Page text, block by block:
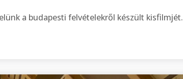
a budapesti felvételekről készült kisfilmjét.
a tom-tom stúdióban”